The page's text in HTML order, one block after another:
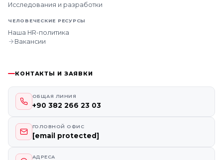
Исследования и разработки
ЧЕЛОВЕЧЕСКИЕ РЕСУРСЫ
Наша HR-политика
Вакансии
КОНТАКТЫ И ЗАЯВКИ
ОБЩАЯ ЛИНИЯ
+90 382 266 23 03
ГОЛОВНОЙ ОФИС
[email protected]
АДРЕСА